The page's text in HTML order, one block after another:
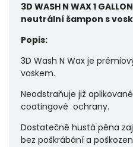
3D WASH N WAX 1
neutrální šampon s
Popis:
3D Wash N Wax je
voskem.
Neodstraňuje již
coatingové ochrany.
Dostatečně hustá pěna
bez poškrábání a